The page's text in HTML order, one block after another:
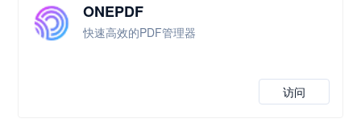
ONEPDF
快速高效的PDF管理器
访问